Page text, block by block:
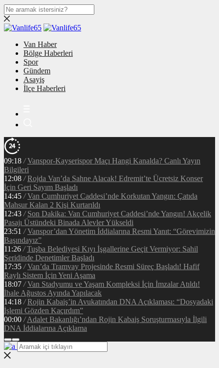
Van Haber
Bölge Haberleri
Spor
Gündem
Asayiş
İlçe Haberleri
09:18 / Vanspor-Kayserispor Maçı Hangi Kanalda? Canlı Yayın
Bilgileri
12:08 / Rojda Van’da Sahne Alacak! Edremit’te Ücretsiz Konser
İçin Geri Sayım Başladı
14:45 / Van Cumhuriyet Caddesi’nde Korkutan Yangın: Çatıda
Mahsur Kalan 2 Kişi Kurtarıldı
12:43 / Son Dakika: Van Cumhuriyet Caddesi’nde Yangın! Akçelik
Pasajı Üstündeki Binada Alevler Yükseldi
23:51 / Vanspor’dan Yönetim İddialarına Resmi Yanıt: “Görevimizin
Başındayız”
11:26 / Tuşba Belediyesi Kıyı İşgallerine Geçit Vermiyor: Sahil
Şeridinde Denetimler Başladı
17:35 / Van’da Tramvay Projesinde Resmi Süreç Başladı! Hafif
Raylı Sistem İçin Yeni Aşama
18:07 / Van Stadyumu ve Yaşam Kompleksi İçin İmzalar Atıldı!
İhale Ağustos Ayında Yapılacak
14:18 / Rojin Kabaiş’in Avukatından DNA Açıklaması: “Dosyadaki
İşlemi Gözden Kaçırdım”
00:00 / Adalet Bakanlığı’ndan Rojin Kabaiş Soruşturmasıyla İlgili
DNA İddialarına Açıklama